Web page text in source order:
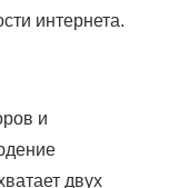
интернета.
и
двух